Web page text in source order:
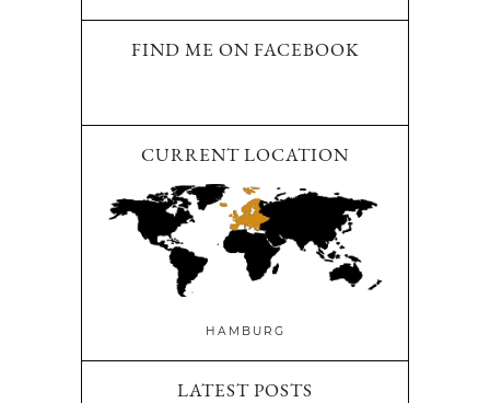
FIND ME ON FACEBOOK
CURRENT LOCATION
HAMBURG
LATEST POSTS